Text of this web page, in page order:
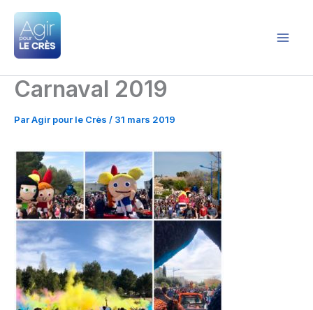
Aller
contenu
Carnaval 2019
ParAgir pour le Crès / 31 mars 2019